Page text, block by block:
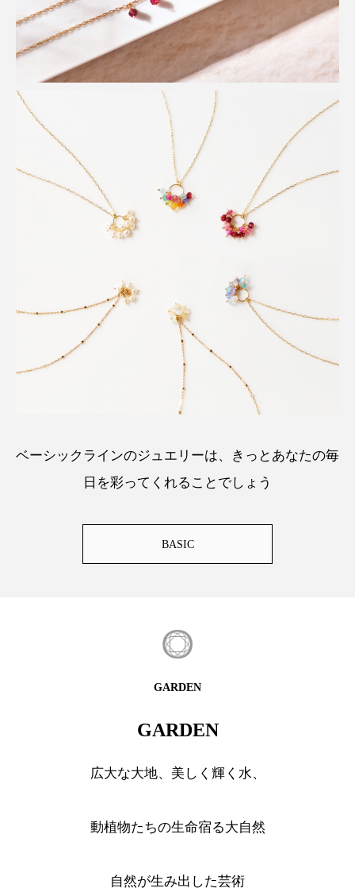
ベーシックラインのジュエリーは、きっとあなたの毎
日を彩ってくれることでしょう
BASIC
GARDEN
GARDEN
広大な大地、美しく輝く水、
動植物たちの生命宿る大自然
自然が生み出した芸術